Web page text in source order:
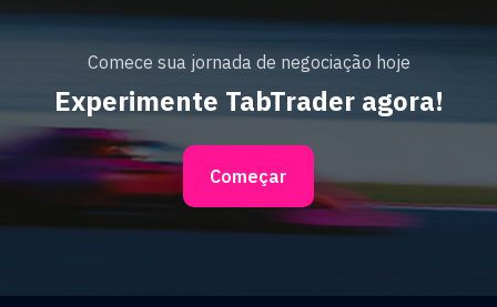
Comece sua jornada de negociação hoje
Experimente TabTrader agora!
Começar